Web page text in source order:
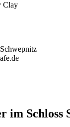
Clay
im Schloss